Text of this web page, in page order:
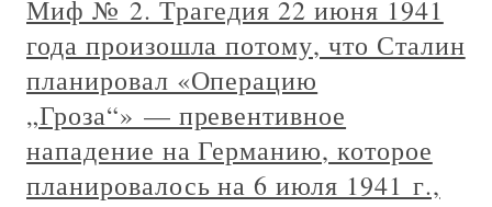
Миф № 2. Трагедия 22 июня 1941
года произошла потому, что Сталин
планировал «Операцию
„Гроза“» — превентивное
нападение на Германию, которое
планировалось на 6 июля 1941 г.,